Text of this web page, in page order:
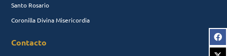
Santo Rosario
Coronilla Divina Misericordia
Contacto